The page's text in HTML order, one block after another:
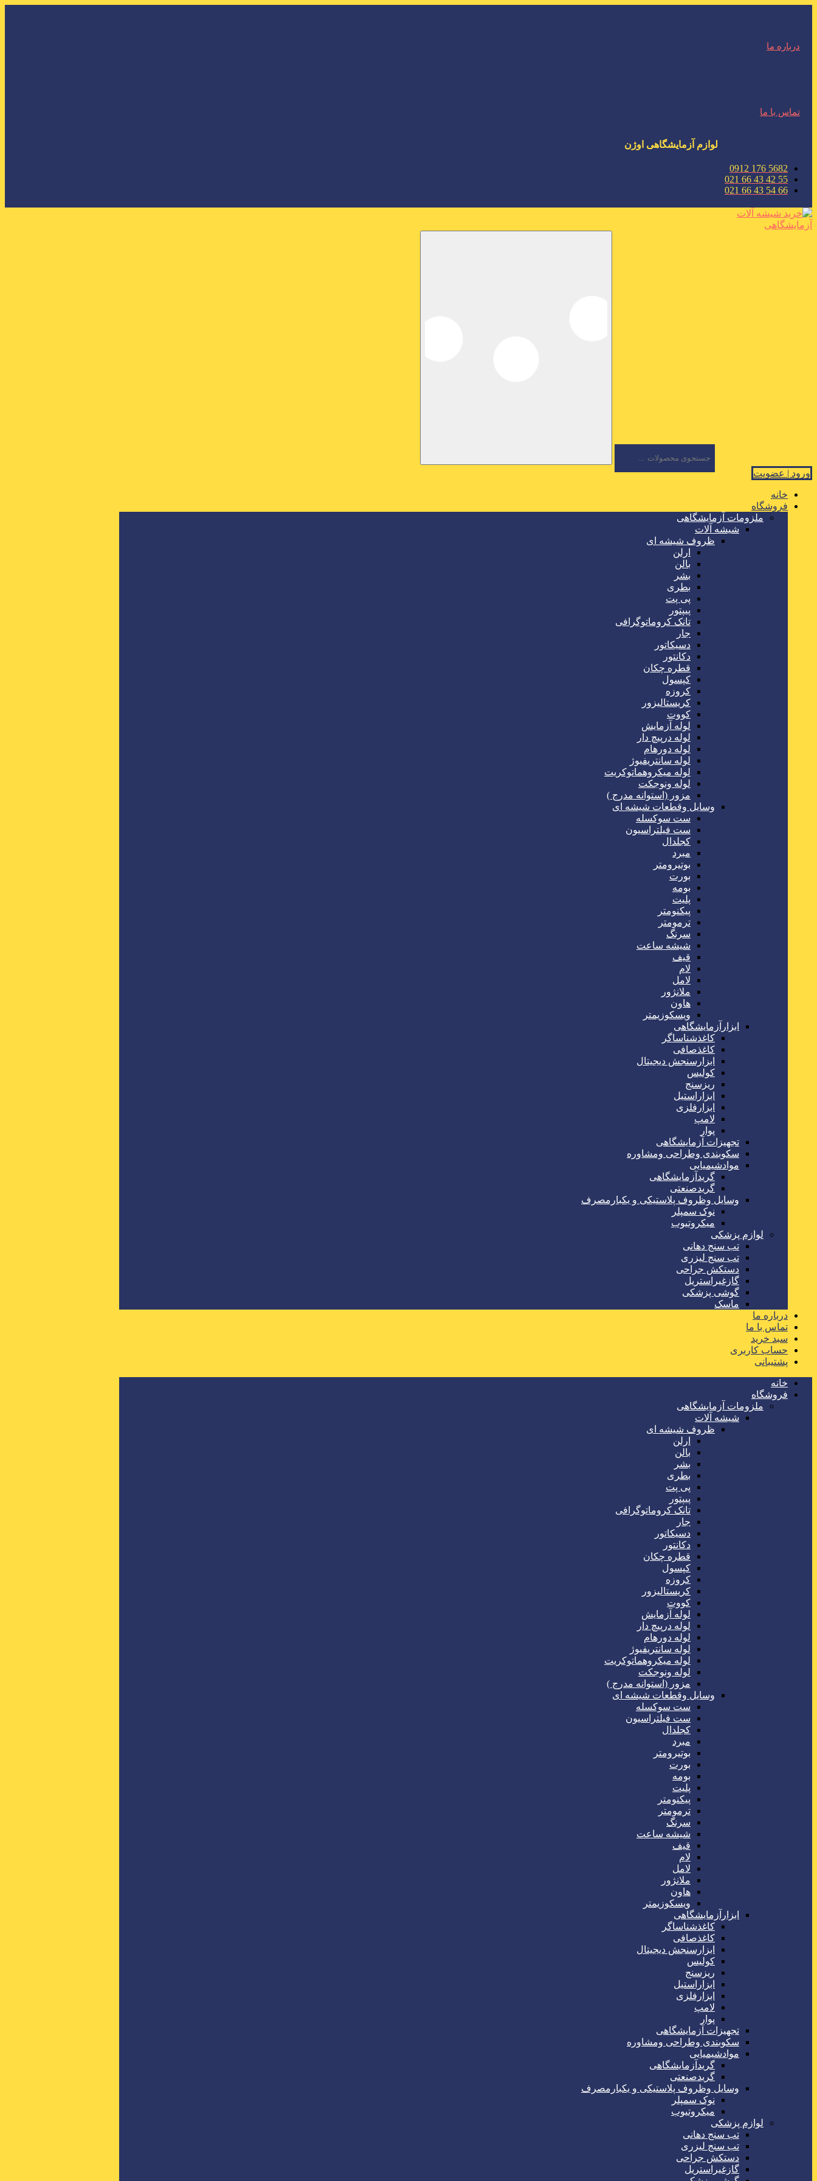
درباره ما
تماس با ما
لوازم آزمایشگاهی اوژن
5682 176 0912
55 42 43 66 021
66 54 43 66 021
ورود | عضویت
خانه
فروشگاه
ملزومات آزمایشگاهی
شیشه آلات
ظروف شیشه ای
ارلن
بالن
بشر
بطری
پی پت
پیپتور
تانک کروماتوگرافی
جار
دسیکاتور
دکانتور
قطره چکان
کپسول
کروزه
کریستالیزور
کووت
لوله آزمایش
لوله درپیچ دار
لوله دورهام
لوله سانتریفیوژ
لوله میکروهماتوکریت
لوله ونوجکت
مزور (استوانه مدرج )
وسایل وقطعات شیشه ای
ست سوکسله
ست فیلتراسیون
کجلدال
مبرد
بوتیرومتر
بورت
بومه
پلیت
پیکنومتر
ترمومتر
سرنگ
شیشه ساعت
قیف
لام
لامل
ملانژور
هاون
ویسکوزیمتر
ابزارآزمایشگاهی
کاغذشناساگر
کاغذصافی
ابزارسنجش دیجیتال
کولیس
ریزسنج
ابزاراستیل
ابزارفلزی
لامپ
پوار
تجهیزات آزمایشگاهی
سکوبندی وطراحی ومشاوره
موادشیمیایی
گریدآزمایشگاهی
گریدصنعتی
وسایل وظروف پلاستیکی و یکبارمصرف
نوک سمپلر
میکروتیوب
لوازم پزشکی
تب سنج دهانی
تب سنج لیزری
دستکش جراحی
گازغیراستریل
گوشی پزشکی
ماسک
درباره ما
تماس با ما
سبد خرید
حساب کاربری
پشتیبانی
خانه
فروشگاه
ملزومات آزمایشگاهی
شیشه آلات
ظروف شیشه ای
ارلن
بالن
بشر
بطری
پی پت
پیپتور
تانک کروماتوگرافی
جار
دسیکاتور
دکانتور
قطره چکان
کپسول
کروزه
کریستالیزور
کووت
لوله آزمایش
لوله درپیچ دار
لوله دورهام
لوله سانتریفیوژ
لوله میکروهماتوکریت
لوله ونوجکت
مزور (استوانه مدرج )
وسایل وقطعات شیشه ای
ست سوکسله
ست فیلتراسیون
کجلدال
مبرد
بوتیرومتر
بورت
بومه
پلیت
پیکنومتر
ترمومتر
سرنگ
شیشه ساعت
قیف
لام
لامل
ملانژور
هاون
ویسکوزیمتر
ابزارآزمایشگاهی
کاغذشناساگر
کاغذصافی
ابزارسنجش دیجیتال
کولیس
ریزسنج
ابزاراستیل
ابزارفلزی
لامپ
پوار
تجهیزات آزمایشگاهی
سکوبندی وطراحی ومشاوره
موادشیمیایی
گریدآزمایشگاهی
گریدصنعتی
وسایل وظروف پلاستیکی و یکبارمصرف
نوک سمپلر
میکروتیوب
لوازم پزشکی
تب سنج دهانی
تب سنج لیزری
دستکش جراحی
گازغیراستریل